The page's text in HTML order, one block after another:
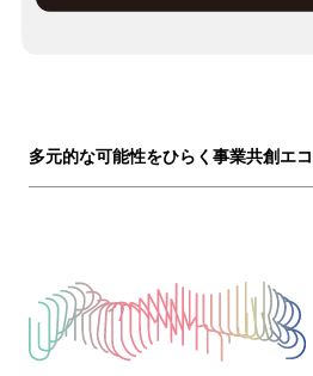
多元的な可能性をひらく事業共創エ